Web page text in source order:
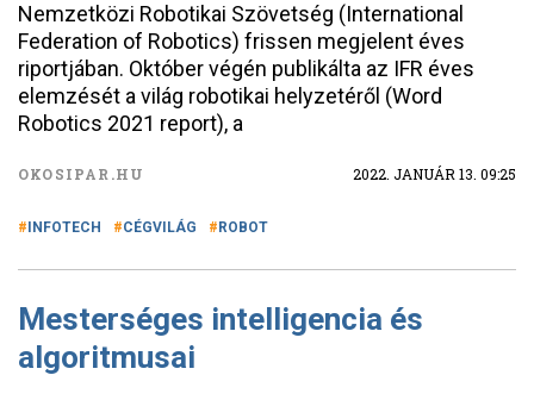
Nemzetközi Robotikai Szövetség (International
Federation of Robotics) frissen megjelent éves
riportjában. Október végén publikálta az IFR éves
elemzését a világ robotikai helyzetéről (Word
Robotics 2021 report), a
OKOSIPAR.HU 2022. JANUÁR 13. 09:25
INFOTECH CÉGVILÁG ROBOT
Mesterséges intelligencia és
algoritmusai